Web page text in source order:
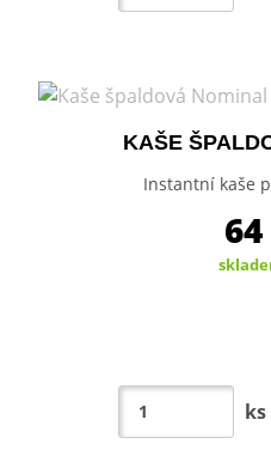
KAŠE
Instantní kaše
64
ks